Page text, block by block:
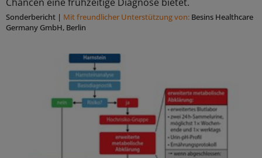
Sonderbericht | Mit freundlicher Unterstützung von: Besins Healthcare
Germany GmbH, Berlin